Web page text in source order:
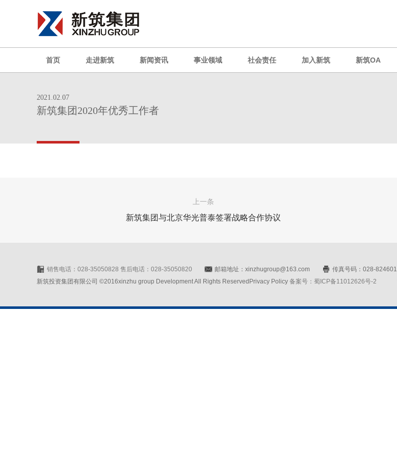
首页 走进新筑 新闻资讯 事业领域 社会责任 加入新筑 新筑OA
2021.02.07
新筑集团2020年优秀工作者
上一条
新筑集团与北京华光普泰签署战略合作协议
销售电话：028-35050828 售后电话：028-35050820 邮箱地址：xinzhugroup@163.com
传真号码：028-
新筑投资集团有限公司 ©2016xinzhu group Development All Rights ReservedPrivacy Policy 备案号：蜀ICP备11012626号-2